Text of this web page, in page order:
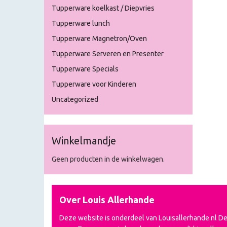
Tupperware koelkast / Diepvries
Tupperware lunch
Tupperware Magnetron/Oven
Tupperware Serveren en Presenter
Tupperware Specials
Tupperware voor Kinderen
Uncategorized
Winkelmandje
Geen producten in de winkelwagen.
Over Louis Allerhande
Deze website is onderdeel van Louisallerhande.nl De